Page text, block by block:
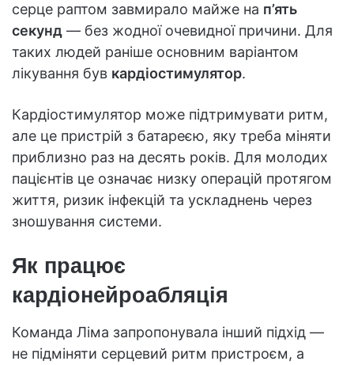
серце раптом завмирало майже на п’ять
секунд — без жодної очевидної причини. Для
таких людей раніше основним варіантом
лікування був кардіостимулятор.
Кардіостимулятор може підтримувати ритм,
але це пристрій з батареєю, яку треба міняти
приблизно раз на десять років. Для молодих
пацієнтів це означає низку операцій протягом
життя, ризик інфекцій та ускладнень через
зношування системи.
Як працює
кардіонейроабляція
Команда Ліма запропонувала інший підхід —
не підміняти серцевий ритм пристроєм, а